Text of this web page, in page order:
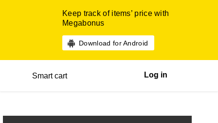
Keep track of items’ price with
Megabonus
Download for Android
Smart cart Log in